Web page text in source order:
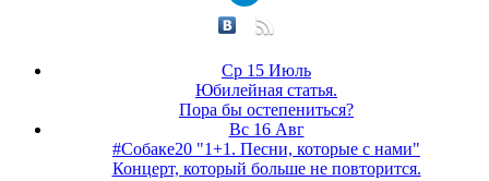
Ср 15 Июль
Юбилейная статья.
Пора бы остепениться?
Вс 16 Авг
#Собаке20 "1+1. Песни, которые с нами"
Концерт, который больше не повторится.